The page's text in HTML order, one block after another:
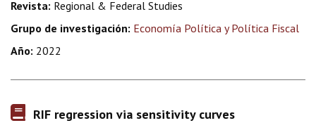
Revista: Regional & Federal Studies
Grupo de investigación: Economía Política y Política Fiscal
Año: 2022
RIF regression via sensitivity curves